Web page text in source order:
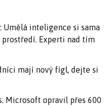
Umělá inteligence si sama
prostředí. Experti nad tím
mají nový fígl, dejte si
Microsoft opravil přes 600